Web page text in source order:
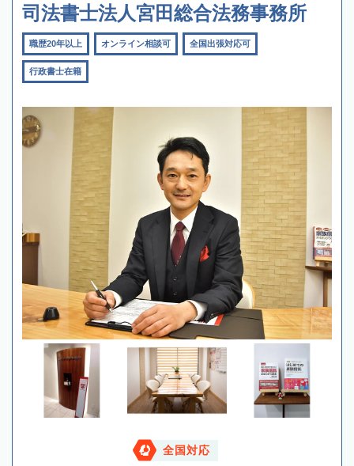
司法書士法人宮田総合法務事務所
職歴20年以上 オンライン相談可 全国出張対応可
行政書士在籍
全国対応